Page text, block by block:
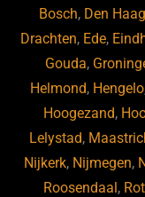
Bosch, Den Haag
Drachten, Ede,
Gouda,
Helmond, Hengelo
Hoogezand,
Lelystad,
Nijkerk, Nijmegen,
Roosendaal ,